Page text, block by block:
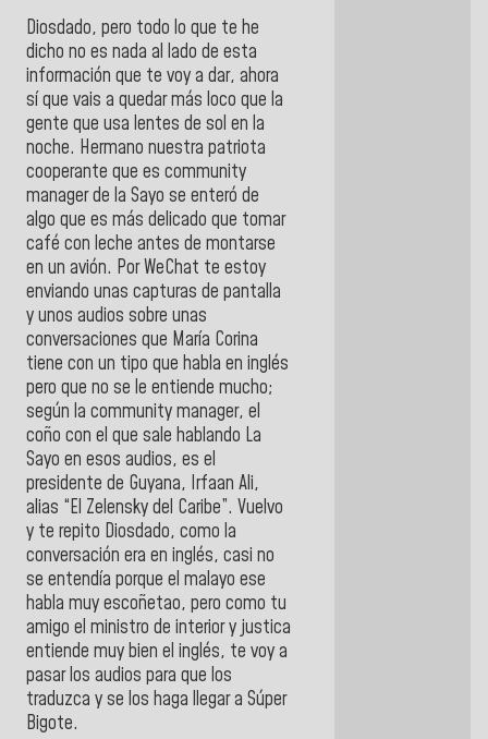
Diosdado, pero todo lo que te he
dicho no es nada al lado de esta
información que te voy a dar, ahora
sí que vais a quedar más loco que la
gente que usa lentes de sol en la
noche. Hermano nuestra patriota
cooperante que es community
manager de la Sayo se enteró de
algo que es más delicado que tomar
café con leche antes de montarse
en un avión. Por WeChat te estoy
enviando unas capturas de pantalla
y unos audios sobre unas
conversaciones que María Corina
tiene con un tipo que habla en inglés
pero que no se le entiende mucho;
según la community manager, el
coño con el que sale hablando La
Sayo en esos audios, es el
presidente de Guyana, Irfaan Ali,
alias “El Zelensky del Caribe”. Vuelvo
y te repito Diosdado, como la
conversación era en inglés, casi no
se entendía porque el malayo ese
habla muy escoñetao, pero como tu
amigo el ministro de interior y justica
entiende muy bien el inglés, te voy a
pasar los audios para que los
traduzca y se los haga llegar a Súper
Bigote.